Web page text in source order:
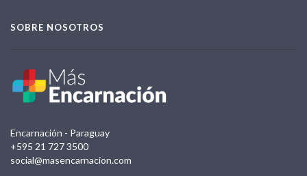
SOBRE NOSOTROS
Encarnación - Paraguay
+595 21 727 3500
social@masencarnacion.com